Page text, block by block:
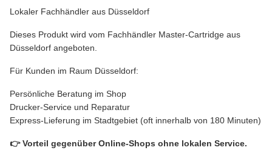
Lokaler Fachhändler aus Düsseldorf
Dieses Produkt wird vom Fachhändler Master-Cartridge aus
Düsseldorf angeboten.
Für Kunden im Raum Düsseldorf:
Persönliche Beratung im Shop
Drucker-Service und Reparatur
Express-Lieferung im Stadtgebiet (oft innerhalb von 180 Minuten)
👉 Vorteil gegenüber Online-Shops ohne lokalen Service.